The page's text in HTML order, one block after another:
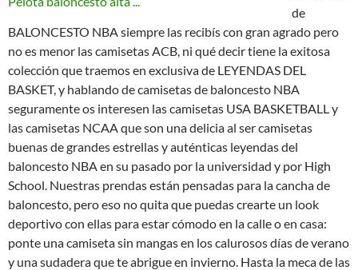
de
BALONCESTO NBA siempre las recibís con gran agrado pero
no es menor las camisetas ACB, ni qué decir tiene la exitosa
colección que traemos en exclusiva de LEYENDAS DEL
BASKET, y hablando de camisetas de baloncesto NBA
seguramente os interesen las camisetas USA BASKETBALL y
las camisetas NCAA que son una delicia al ser camisetas
buenas de grandes estrellas y auténticas leyendas del
baloncesto NBA en su pasado por la universidad y por High
School. Nuestras prendas están pensadas para la cancha de
baloncesto, pero eso no quita que puedas crearte un look
deportivo con ellas para estar cómodo en la calle o en casa:
ponte una camiseta sin mangas en los calurosos días de verano
y una sudadera que te abrigue en invierno. Hasta la meca de las